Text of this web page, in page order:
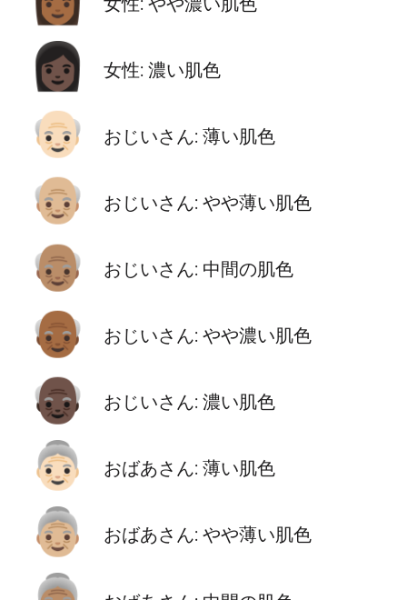
👩🏿 女性: 濃い肌色
👴🏻 おじいさん: 薄い肌色
👴🏼 おじいさん: やや薄い肌色
👴🏽 おじいさん: 中間の肌色
👴🏾 おじいさん: やや濃い肌色
👴🏿 おじいさん: 濃い肌色
👵🏻 おばあさん: 薄い肌色
👵🏼 おばあさん: やや薄い肌色